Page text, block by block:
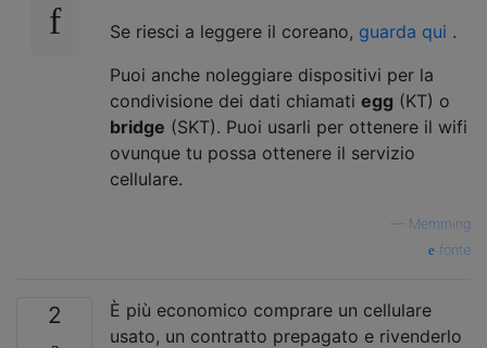
Se riesci a leggere il coreano, guarda qui .
Puoi anche noleggiare dispositivi per la
condivisione dei dati chiamati egg (KT) o
bridge (SKT). Puoi usarli per ottenere il wifi
ovunque tu possa ottenere il servizio
cellulare.
Memming
fonte
2
È più economico comprare un cellulare
usato, un contratto prepagato e rivenderlo